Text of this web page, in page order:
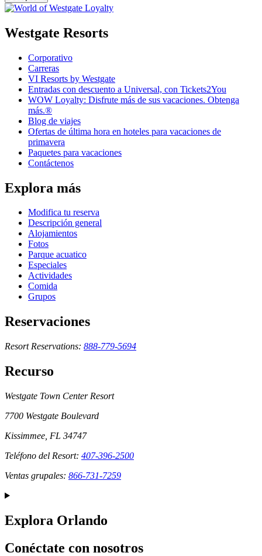
Westgate Resorts
Corporativo
Carreras
VI Resorts by Westgate
Entradas con descuento a Universal, con Tickets2You
WOW Loyalty: Disfrute más de sus vacaciones. Obtenga
más.®
Blog de viajes
Ofertas de última hora en hoteles para vacaciones de
primavera
Paquetes para vacaciones
Contáctenos
Explora más
Modifica tu reserva
Descripción general
Alojamientos
Fotos
Parque acuatico
Especiales
Actividades
Comida
Grupos
Reservaciones
Resort Reservations: 888-779-5694
Recurso
Westgate Town Center Resort
7700 Westgate Boulevard
Kissimmee, FL 34747
Teléfono del Resort: 407-396-2500
Ventas grupales: 866-731-7259
Explora Orlando
Conéctate con nosotros